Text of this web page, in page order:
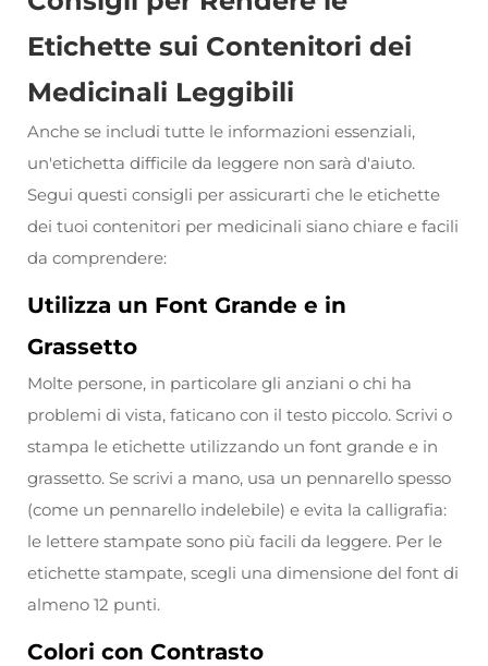
Etichette sui Contenitori dei
Medicinali Leggibili
Anche se includi tutte le informazioni essenziali,
un'etichetta difficile da leggere non sarà d'aiuto.
Segui questi consigli per assicurarti che le etichette
dei tuoi contenitori per medicinali siano chiare e facili
da comprendere:
Utilizza un Font Grande e in
Grassetto
Molte persone, in particolare gli anziani o chi ha
problemi di vista, faticano con il testo piccolo. Scrivi o
stampa le etichette utilizzando un font grande e in
grassetto. Se scrivi a mano, usa un pennarello spesso
(come un pennarello indelebile) e evita la calligrafia:
le lettere stampate sono più facili da leggere. Per le
etichette stampate, scegli una dimensione del font di
almeno 12 punti.
Colori con Contrasto